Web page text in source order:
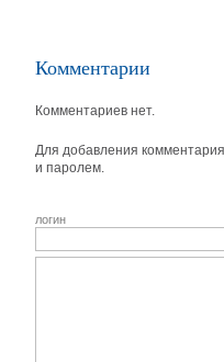
Комментарии
Комментариев нет.
Для добавления
и паролем.
логин